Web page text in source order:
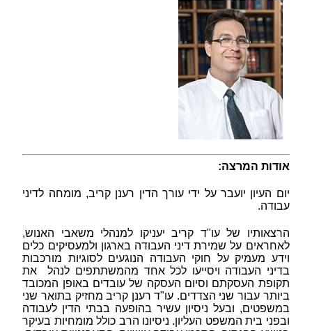
אודות המרצה:
יום העיון יועבר על ידי עורך הדין רענן קריב, מומחה לדיני
עבודה.
הרצאותיו של עו"ד קריב יעניקו למנהלי משאבי האנוש,
לאחראים על שמירת דיני העבודה בארגון ולמעסיקים כלים
וידע מעמיק על חוקי העבודה הנוגעים לסוגיות מורכבות
בדיני העבודה ויסייעו לכל אחד מהמשתתפים לנהל את
תקופת העסקתם וסיום העסקה של עובדים באופן המכובד
ביותר עבור שני הצדדים. עו"ד רענן קריב מחזיק בתואר שני
במשפטים, ובעל ניסיון עשיר בהופעה בבתי הדין לעבודה
ובפני בית המשפט העליון. ניסיונו הרב כולל מומחיות בעיקר